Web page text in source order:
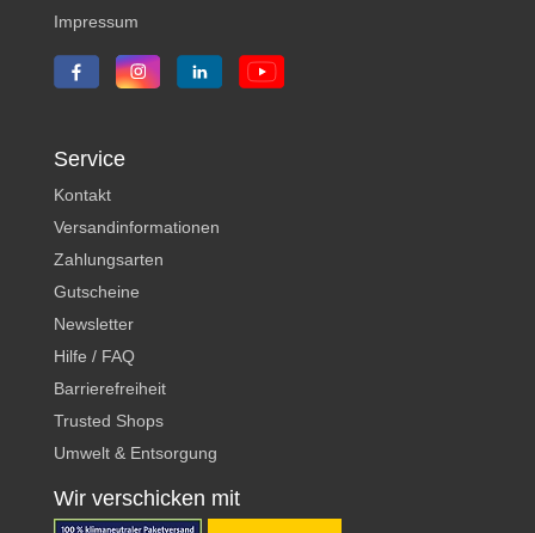
Impressum
Service
Kontakt
Versandinformationen
Zahlungsarten
Gutscheine
Newsletter
Hilfe / FAQ
Barrierefreiheit
Trusted Shops
Umwelt & Entsorgung
Wir verschicken mit